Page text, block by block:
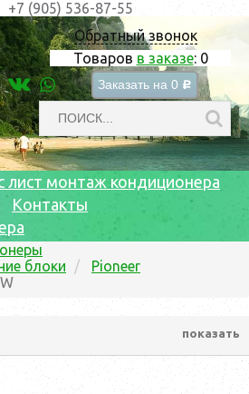
Обратный звонок
Товаров в заказе: 0
Заказать на 0 c
+7 (905) 536-87-55
лист монтаж кондиционера
Контакты
блоки
Pioneer
показать